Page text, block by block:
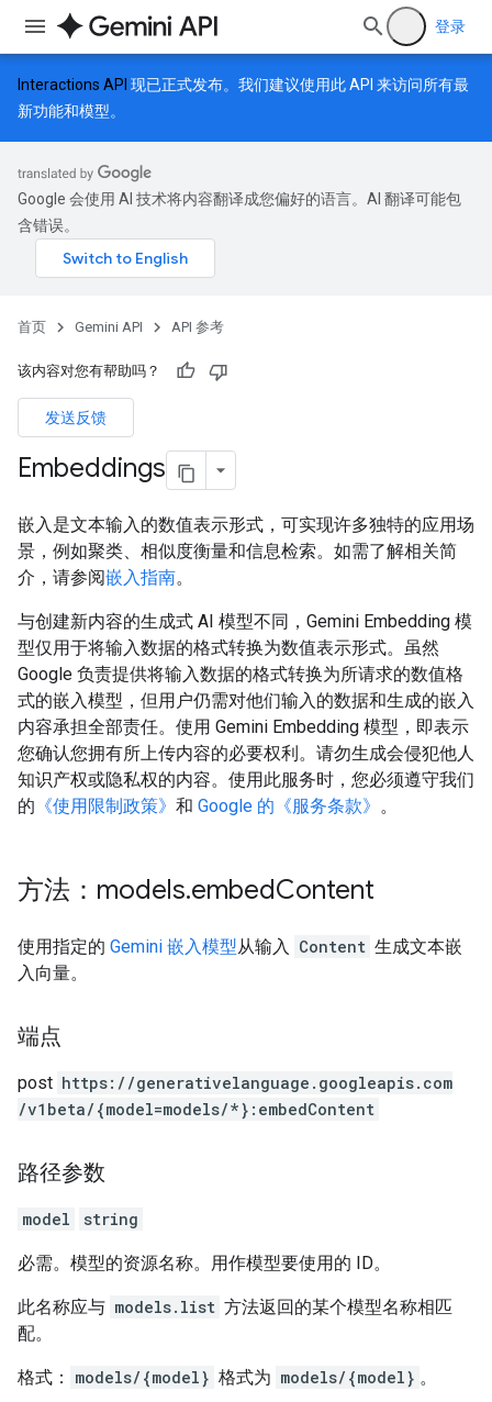
登录
Interactions API 现已正式发布。我们建议使用此 API 来访问所有最
新功能和模型。
Google 会使用 AI 技术将内容翻译成您偏好的语言。AI 翻译可能包
含错误。
首页 Gemini API API 参考
该内容对您有帮助吗？
发送反馈
Embeddings
嵌入是文本输入的数值表示形式，可实现许多独特的应用场
景，例如聚类、相似度衡量和信息检索。如需了解相关简
介，请参阅嵌入指南。
与创建新内容的生成式 AI 模型不同，Gemini Embedding 模
型仅用于将输入数据的格式转换为数值表示形式。虽然
Google 负责提供将输入数据的格式转换为所请求的数值格
式的嵌入模型，但用户仍需对他们输入的数据和生成的嵌入
内容承担全部责任。使用 Gemini Embedding 模型，即表示
您确认您拥有所上传内容的必要权利。请勿生成会侵犯他人
知识产权或隐私权的内容。使用此服务时，您必须遵守我们
的 《使用限制政策》 和 Google 的《服务条款》 。
方法：models.embedContent
使用指定的 Gemini 嵌入模型从输入 Content 生成文本嵌
入向量。
端点
post https: / /generativelanguage.googleapis.com
/v1beta/{model=models/*}:embedContent
路径参数
model string
必需。模型的资源名称。用作模型要使用的 ID。
此名称应与 models.list 方法返回的某个模型名称相匹
配。
格式： models/{model} 格式为 models/{model} 。